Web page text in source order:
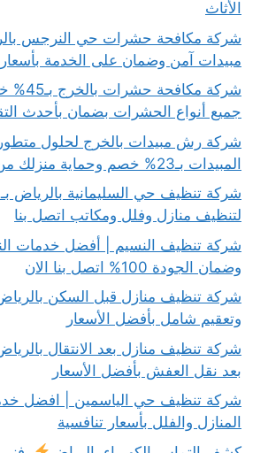
الأثاث
شركة مكافحة حشرات حي النرجس
مبيدات آمن وضمان على الخدمة
شركة
جميع أنواع الحشرات بضمان بأحدث
شركة رش مبيدات بالخرج لحلول
المبيدات بـ23% خصم وحماية منزلك من الآفات
لتنظيف منازل وفلل ومكاتب اتصل بنا
شركة تنظيف النسيم | أفضل خدمات
وضمان الجودة 100% اتصل بنا الان
شركة تنظيف منازل قبل السكن
وتعقيم شامل بأفضل الأسعار
شركة تنظيف منازل بعد الانتقال
بعد نقل العفش بأفضل الأسعار
شركة تنظيف حي الياسمين | افضل
المنازل والفلل بأسعار تنافسية